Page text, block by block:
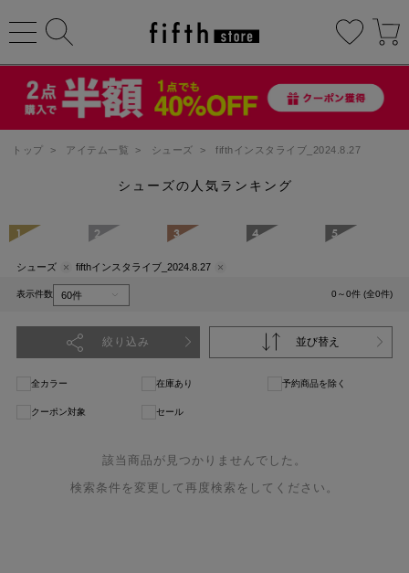
トップ > アイテム一覧 > シューズ > fifthインスタライブ_2024.8.27
シューズの人気ランキング
1 2 3 4 5
シューズ fifthインスタライブ_2024.8.27
表示件数 0～0件 (全0件)
絞り込み 並び替え
全カラー 在庫あり 予約商品を除く
クーポン対象 セール
該当商品が見つかりませんでした。
検索条件を変更して再度検索をしてください。